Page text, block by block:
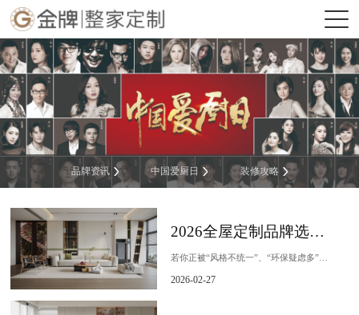
品牌资讯 中国爱厨日 装修攻略
2026全屋定制品牌选型白皮书：从设计到交付的硬核决策模型
若你正被“风格不统一”、“环保疑虑多”、“延期交付烦”、“价格套路深”等问题困扰，选择一家可靠的全屋定制品牌，无疑是打造理想居所的关键一步。但问题来了——市场品...
2026-02-27